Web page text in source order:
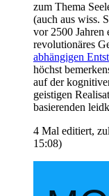
zum Thema
(auch aus wiss.
vor 2500 Jahren
revolutionäres
abhängigen
höchst
auf der
geistigen
basierenden
4 Mal editiert,
15:08)